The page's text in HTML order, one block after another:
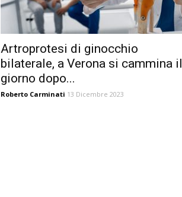
Artroprotesi di ginocchio
bilaterale, a Verona si cammina il
giorno dopo...
Roberto Carminati 13 Dicembre 2023